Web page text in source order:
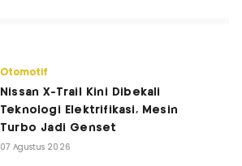
Otomotif
Nissan X-Trail Kini Dibekali
Teknologi Elektrifikasi, Mesin
Turbo Jadi Genset
07 Agustus 2026